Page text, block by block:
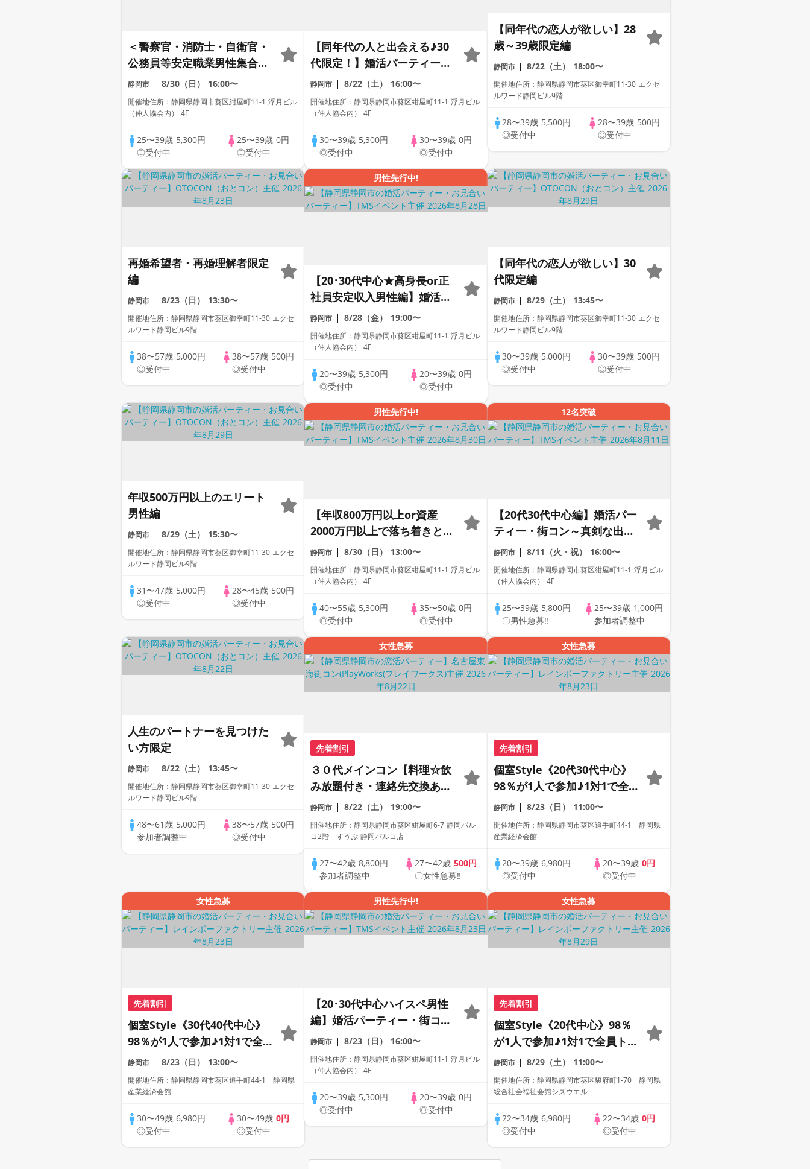
＜警察官・消防士・自衛官・
公務員等安定職業男性集合編
＞婚活パーティー・街コン
～真剣な出会い～
静岡市 8/30（日） 16:00〜
開催地住所：静岡県静岡市葵区紺屋町11-1 浮月ビル
（仲人協会内） 4F
25〜39歳 5,300円
◎受付中
25〜39歳 0円
◎受付中
【同年代の人と出会える♪30
代限定！】婚活パーティー・
街コン ～真剣な出会い～
静岡市 8/22（土） 16:00〜
開催地住所：静岡県静岡市葵区紺屋町11-1 浮月ビル
（仲人協会内） 4F
30〜39歳 5,300円
◎受付中
30〜39歳0円
◎受付中
【同年代の恋人が欲しい】28
歳～39歳限定編
静岡市 8/22（土） 18:00〜
開催地住所：静岡県静岡市葵区御幸町11-30 エクセ
ルワード静岡ビル9階
28〜39歳 5,500円
◎受付中
28〜39歳 500円
◎受付中
再婚希望者・再婚理解者限定
編
静岡市 8/23（日） 13:30〜
開催地住所：静岡県静岡市葵区御幸町11-30 エクセ
ルワード静岡ビル9階
38〜57歳 5,000円
◎受付中
38〜57歳 500円
◎受付中
男性先行中!
【20･30代中心★高身長or正
社員安定収入男性編】婚活パ
ーティー・街コン ～真剣な
出会い～
静岡市 8/28（金） 19:00〜
開催地住所：静岡県静岡市葵区紺屋町11-1 浮月ビル
（仲人協会内） 4F
20〜39歳 5,300円
◎受付中
20〜39歳0円
◎受付中
【同年代の恋人が欲しい】30
代限定編
静岡市 8/29（土） 13:45〜
開催地住所：静岡県静岡市葵区御幸町11-30 エクセ
ルワード静岡ビル9階
30〜39歳 5,000円
◎受付中
30〜39歳 500円
◎受付中
年収500万円以上のエリート
男性編
静岡市 8/29（土） 15:30〜
開催地住所：静岡県静岡市葵区御幸町11-30 エクセ
ルワード静岡ビル9階
31〜47歳 5,000円
◎受付中
28〜45歳 500円
◎受付中
男性先行中!
【年収800万円以上or資産
2000万円以上で落ち着きと余
裕のある】男性との出会い♪
婚活パーティー・街コン ～
真剣な出会い～
静岡市 8/30（日） 13:00〜
開催地住所：静岡県静岡市葵区紺屋町11-1 浮月ビル
（仲人協会内） 4F
40〜55歳 5,300円
◎受付中
35〜50歳0円
◎受付中
12名突破
【20代30代中心編】婚活パー
ティー・街コン～真剣な出会
い～
静岡市 8/11（火・祝） 16:00〜
開催地住所：静岡県静岡市葵区紺屋町11-1 浮月ビル
（仲人協会内） 4F
25〜39歳 5,800円
〇男性急募‼
25〜39歳 1,000円
参加者調整中
人生のパートナーを見つけた
い方限定
静岡市 8/22（土） 13:45〜
開催地住所：静岡県静岡市葵区御幸町11-30 エクセ
ルワード静岡ビル9階
48〜61歳 5,000円
参加者調整中
38〜57歳 500円
◎受付中
女性急募
先着割引
３０代メインコン【料理☆飲
み放題付き・連絡先交換あ
り・完全着席型】１名参加多
数・初参加も大歓迎☆
静岡市 8/22（土） 19:00〜
開催地住所：静岡県静岡市葵区紺屋町6-7 静岡パル
コ2階 すうぷ 静岡パルコ店
27〜42歳 8,800円
参加者調整中
27〜42歳500円
〇女性急募‼
女性急募
先着割引
個室Style《20代30代中心》
98％が1人で参加♪1対1で全
員トーク☆誠実な方への婚活
パーティー
静岡市 8/23（日） 11:00〜
開催地住所：静岡県静岡市葵区追手町44-1 静岡県
産業経済会館
20〜39歳6,980円
◎受付中
20〜39歳 0円
◎受付中
女性急募
先着割引
個室Style《30代40代中心》
98％が1人で参加♪1対1で全
員トーク☆誠実な方への婚活
パーティー
静岡市 8/23（日） 13:00〜
開催地住所：静岡県静岡市葵区追手町44-1 静岡県
産業経済会館
30〜49歳 6,980円
◎受付中
30〜49歳 0円
◎受付中
男性先行中!
【20･30代中心ハイスペ男性
編】婚活パーティー・街コ
ン ～真剣な出会い～
静岡市 8/23（日） 16:00〜
開催地住所：静岡県静岡市葵区紺屋町11-1 浮月ビル
（仲人協会内） 4F
20〜39歳 5,300円
◎受付中
20〜39歳0円
◎受付中
女性急募
先着割引
個室Style《20代中心》98％
が1人で参加♪1対1で全員トー
ク☆誠実な方への婚活パーテ
ィー
静岡市 8/29（土） 11:00〜
開催地住所：静岡県静岡市葵区駿府町1-70 静岡県
総合社会福祉会館シズウエル
22〜34歳6,980円
◎受付中
22〜34歳 0円
◎受付中